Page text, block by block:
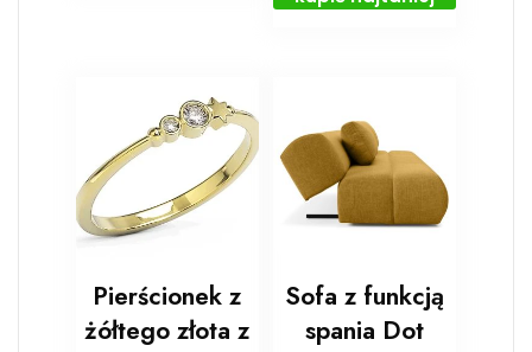
Pierścionek z
żółtego złota z
Sofa z funkcją
spania Dot